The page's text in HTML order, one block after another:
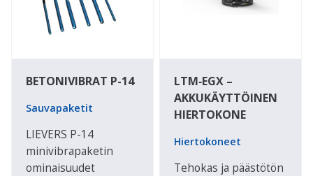
BETONIVIBRAT P-14
Sauvapaketit
LIEVERS P-14
minivibrapaketin
ominaisuudet
LTM‑EGX –
AKKUKÄYTTÖINEN
HIERTOKONE
Hiertokoneet
Tehokas ja päästötön